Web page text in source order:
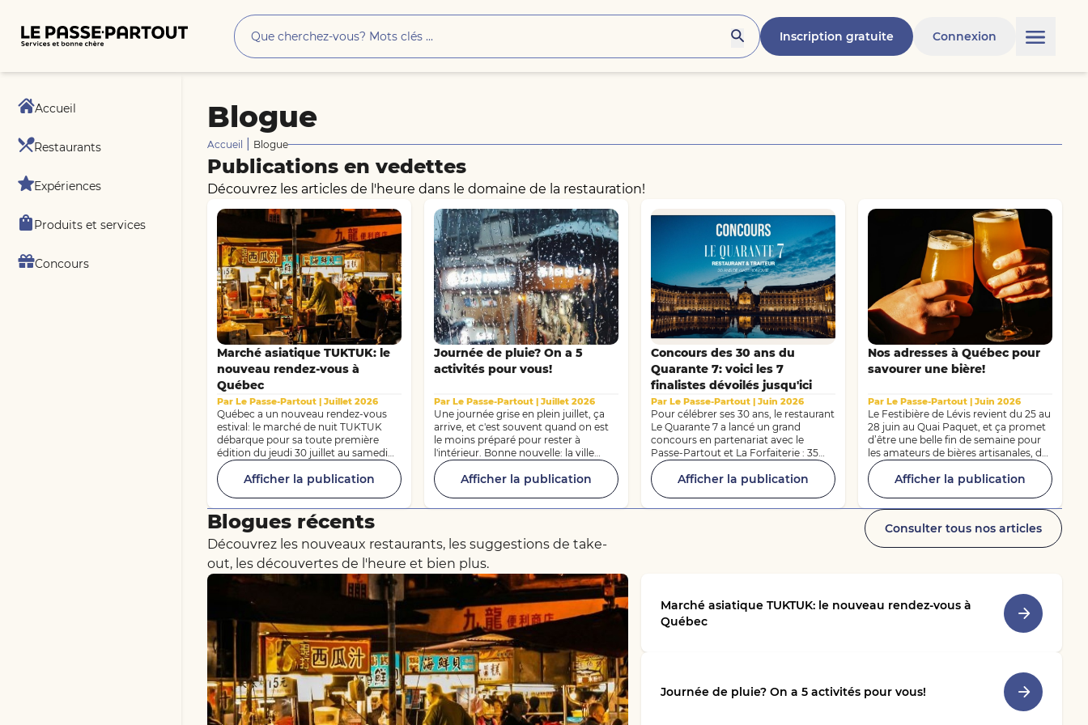
Inscription gratuite Connexion
Accueil
Restaurants
Expériences
Produits et services
Concours
Blogue
Accueil Blogue
Publications en vedettes
Découvrez les articles de l'heure dans le domaine de la restauration!
Marché asiatique TUKTUK: le
nouveau rendez-vous à
Québec
Par Le Passe-Partout | Juillet 2026
Québec a un nouveau rendez-vous
estival: le marché de nuit TUKTUK
débarque pour sa toute première
édition du jeudi 30 juillet au samedi
1er août. Au menu: cuisine de rue,
artisans, spectacles et une bonne
dose de dépaysement, le tout dans
asiatique. Et bonne nouvelle, l'entrée
et la programmation sont
complètement gratuites!
Afficher la publication
Journée de pluie? On a 5
activités pour vous!
Par Le Passe-Partout | Juillet 2026
Une journée grise en plein juillet, ça
arrive, et c'est souvent quand on est
le moins préparé pour rester à
l'intérieur. Bonne nouvelle: la ville
regorge d'activités intérieures qui
peuvent transformer une journée
pluvieuse en véritable aventure.
autre jour où vous avez envie de sortir
de l'ordinaire. Et, comme toujours, en
faisant des économies !
Afficher la publication
Concours des 30 ans du
Quarante 7: voici les 7
finalistes dévoilés jusqu'ici
Par Le Passe-Partout | Juin 2026
Pour célébrer ses 30 ans, le restaurant
Le Quarante 7 a lancé un grand
concours en partenariat avec le
Passe-Partout et La Forfaiterie : 35
prix totalisant plus de 30 000 $, remis
lors d'une soirée exclusive au Musée
de la civilisation de Québec le 1er
Afficher la publication
Nos adresses à Québec pour
savourer une bière!
Par Le Passe-Partout | Juin 2026
Le Festibière de Lévis revient du 25 au
28 juin au Quai Paquet, et ça promet
d’être une belle fin de semaine pour
les amateurs de bières artisanales, de
musique et de bonne bouffe. Mais, si
vous ne pouvez pas traverser le pont
pour assister à l’événement, on a une
regorge d’adresses qui font honneur
à la bière artisanale et aux produits
d’ici. L’équipe du Passe-Partout vous
Afficher la publication
Blogues récents
Découvrez les nouveaux restaurants, les suggestions de take-
out, les découvertes de l'heure et bien plus.
Consulter tous nos articles
Marché asiatique TUKTUK: le nouveau rendez-vous à
Québec
Journée de pluie? On a 5 activités pour vous!